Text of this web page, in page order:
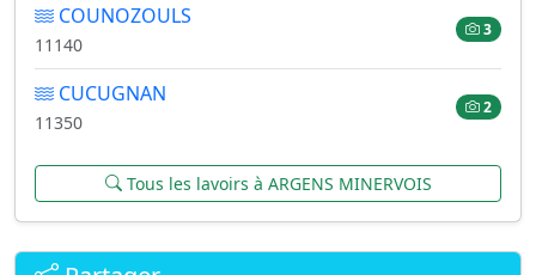
COUNOZOULS
11140
3
CUCUGNAN
11350
2
Tous les lavoirs à ARGENS MINERVOIS